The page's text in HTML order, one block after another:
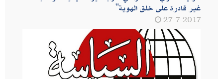
غير قادرة على خلق الهوية"
27-7-2017